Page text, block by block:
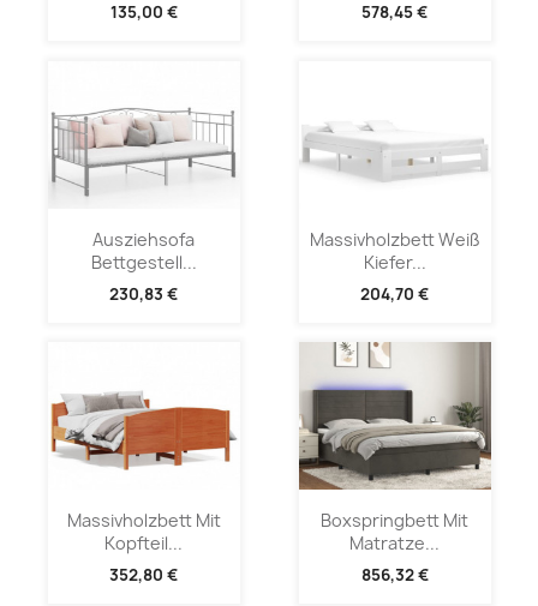
135,00 € 578,45 €
Ausziehsofa
Bettgestell...
230,83 €
Massivholzbett Weiß
Kiefer...
204,70 €
Massivholzbett Mit
Kopfteil...
352,80 €
Boxspringbett Mit
Matratze...
856,32 €